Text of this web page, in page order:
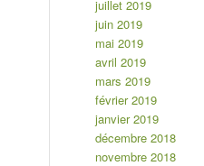
juillet 2019
juin 2019
mai 2019
avril 2019
mars 2019
février 2019
janvier 2019
décembre 2018
novembre 2018